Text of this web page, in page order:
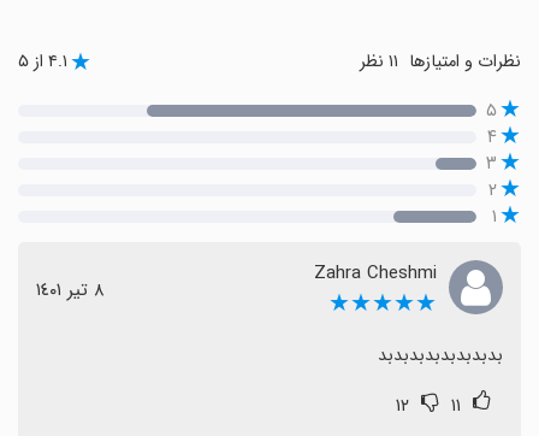
نظرات و امتیازها ۴.۱ از ۵
۵
۴
۳
۲
۱
Zahra Cheshmi
★★★★★ ٨ تیر ١٤٠١
بدبدبدبدبدبدبدبد
۱۱ ۱۲